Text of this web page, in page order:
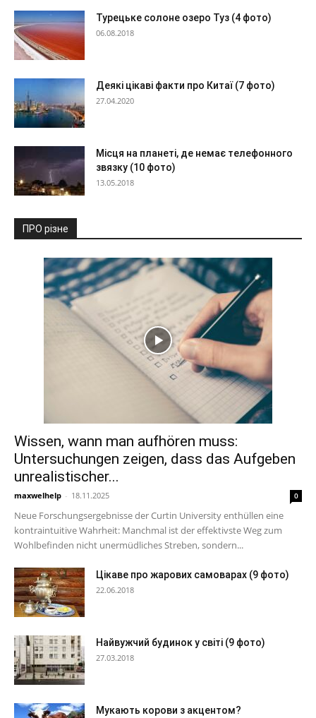
Турецьке солоне озеро Туз (4 фото)
06.08.2018
Деякі цікаві факти про Китаї (7 фото)
27.04.2020
Місця на планеті, де немає телефонного
звязку (10 фото)
13.05.2018
ПРО різне
Wissen, wann man aufhören muss:
Untersuchungen zeigen, dass das Aufgeben
unrealistischer...
maxwelhelp - 18.11.2025 0
Neue Forschungsergebnisse der Curtin University enthüllen eine
kontraintuitive Wahrheit: Manchmal ist der effektivste Weg zum
Wohlbefinden nicht unermüdliches Streben, sondern...
Цікаве про жарових самоварах (9 фото)
22.06.2018
Найвужчий будинок у світі (9 фото)
27.03.2018
Мукають корови з акцентом?